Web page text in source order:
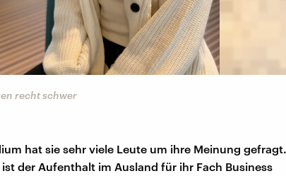
recht schwer
hat sie sehr viele Leute um ihre Meinung gefragt.
der Aufenthalt im Ausland für ihr Fach Business